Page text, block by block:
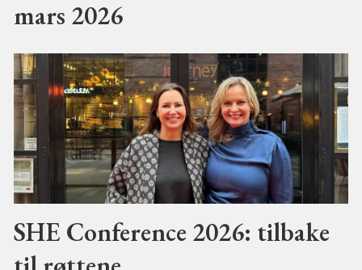
mars 2026
SHE Conference 2026: tilbake